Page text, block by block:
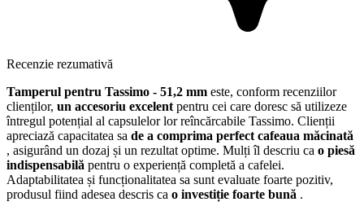
Recenzie rezumativă
Tamperul pentru Tassimo - 51,2 mm este, conform recenziilor
clienților, un accesoriu excelent pentru cei care doresc să utilizeze
întregul potențial al capsulelor lor reîncărcabile Tassimo. Clienții
apreciază capacitatea sa de a comprima perfect cafeaua măcinată
, asigurând un dozaj și un rezultat optime. Mulți îl descriu ca o piesă
indispensabilă pentru o experiență completă a cafelei.
Adaptabilitatea și funcționalitatea sa sunt evaluate foarte pozitiv,
produsul fiind adesea descris ca o investiție foarte bună .